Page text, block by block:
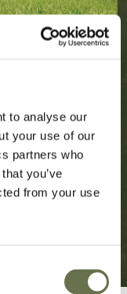
to analyse our
your use of our
partners who
you’ve
from your use